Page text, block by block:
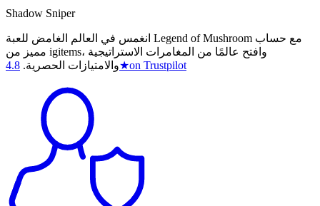
Shadow Sniper
انغمس في العالم الغامض للعبة Legend of Mushroom مع حساب
مميز من igitems، وافتح عالمًا من المغامرات الاستراتيجية
والامتيازات الحصرية. 4.8 ★on Trustpilot